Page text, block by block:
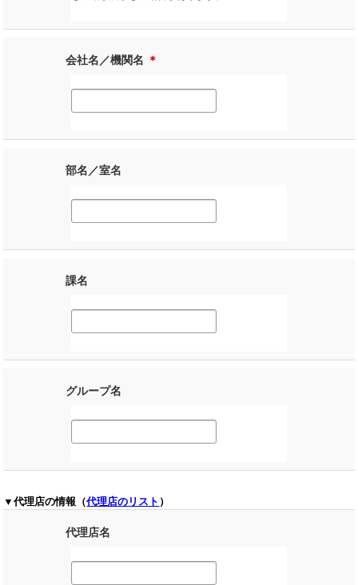
会社名／機関名 ＊
部名／室名
課名
グループ名
▼代理店の情報（代理店のリスト ）
代理店名